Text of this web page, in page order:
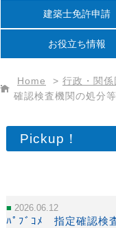
建築士免許申請
お役立ち情報
Home > 行政・関係
確認検査機関の処分
Pickup！
2026.06.12
ﾊﾟﾌﾞｺﾒ 指定確認検